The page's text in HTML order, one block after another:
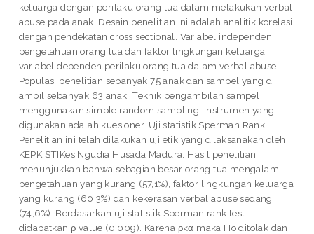
keluarga dengan perilaku orang tua dalam melakukan verbal
abuse pada anak. Desain penelitian ini adalah analitik korelasi
dengan pendekatan cross sectional. Variabel independen
pengetahuan orang tua dan faktor lingkungan keluarga
variabel dependen perilaku orang tua dalam verbal abuse.
Populasi penelitian sebanyak 75 anak dan sampel yang di
ambil sebanyak 63 anak. Teknik pengambilan sampel
menggunakan simple random sampling. Instrumen yang
digunakan adalah kuesioner. Uji statistik Sperman Rank.
Penelitian ini telah dilakukan uji etik yang dilaksanakan oleh
KEPK STIKes Ngudia Husada Madura. Hasil penelitian
menunjukkan bahwa sebagian besar orang tua mengalami
pengetahuan yang kurang (57,1%), faktor lingkungan keluarga
yang kurang (60,3%) dan kekerasan verbal abuse sedang
(74,6%). Berdasarkan uji statistik Sperman rank test
didapatkan ρ value (0,009). Karena ρ<α maka Ho ditolak dan